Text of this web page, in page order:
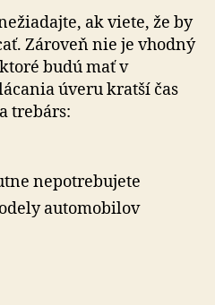
ak viete, že by
Zároveň nie je vhodný
budú mať v
úveru kratší čas
trebárs:
nepotrebujete
automobilov